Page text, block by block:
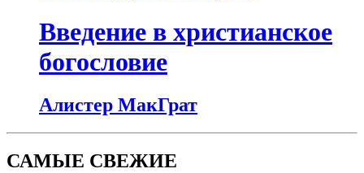
Введение в христианское
богословие
Алистер МакГрат
САМЫЕ СВЕЖИЕ